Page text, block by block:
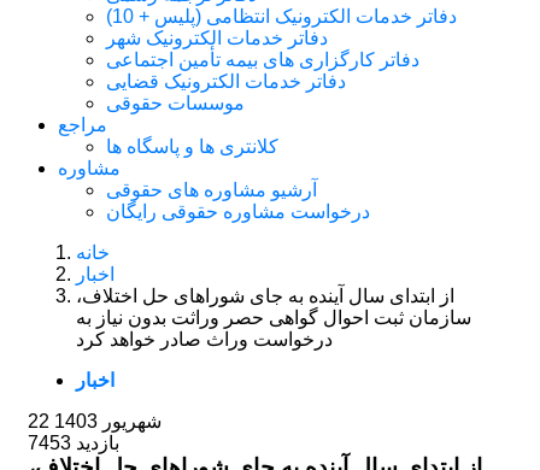
دفاتر خدمات الکترونیک انتظامی (پلیس + 10)
دفاتر خدمات الکترونیک شهر
دفاتر کارگزاری های بیمه تأمین اجتماعی
دفاتر خدمات الکترونیک قضایی
موسسات حقوقی
مراجع
کلانتری ها و پاسگاه ها
مشاوره
آرشیو مشاوره های حقوقی
درخواست مشاوره حقوقی رایگان
خانه
اخبار
از ابتدای سال آینده به جای شوراهای حل اختلاف،
سازمان ثبت احوال گواهی حصر وراثت بدون نیاز به
درخواست وراث صادر خواهد کرد
اخبار
22 شهریور 1403
7453 بازدید